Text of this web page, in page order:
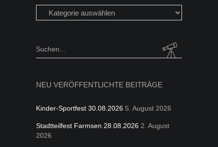
Beiträge
in
Kategorien
Search
NEU VERÖFFENTLICHTE BEITRÄGE
Kinder-Sportfest 30.08.2026 5. August 2026
Stadtteilfest Farmsen 28.08.2026 2. August
2026